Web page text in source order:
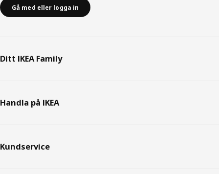
Gå med eller logga in
Ditt IKEA Family
Handla på IKEA
Kundservice